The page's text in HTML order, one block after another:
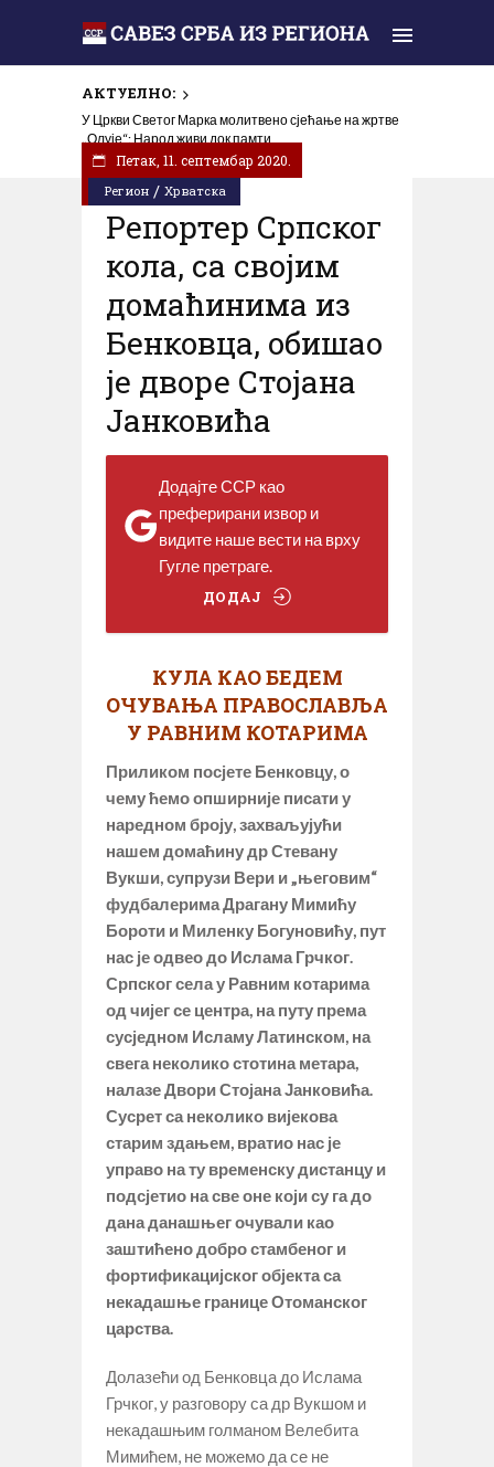
АКТУЕЛНО:
Линта: Томпсон и 30.000 Хрвата славили у Шибенику
прогон и убијање Срба у злочиначкој акцији „Олуја”
Регион / Хрватска
Петак, 11. септембар 2020.
Репортер Српског
кола, са својим
домаћинима из
Бенковца, обишаo
је дворе Стојана
Јанковића
Додајте ССР као
преферирани извор и
видите наше вести на врху
Гугле претраге.
ДОДАЈ
КУЛА КАО БЕДЕМ
ОЧУВАЊА ПРАВОСЛАВЉА
У РАВНИМ КОТАРИМА
Приликом посјете Бенковцу, о
чему ћемо опширније писати у
наредном броју, захваљујући
нашем домаћину др Стевану
Вукши, супрузи Вери и „његовим“
фудбалерима Драгану Мимићу
Бороти и Миленку Богуновићу, пут
нас је одвео до Ислама Грчког.
Српског села у Равним котарима
од чијег се центра, на путу према
сусједном Исламу Латинском, на
свега неколико стотина метара,
налазе Двори Стојана Јанковића.
Сусрет са неколико вијекова
старим здањем, вратио нас је
управо на ту временску дистанцу и
подсјетио на све оне који су га до
дана данашњег очували као
заштићено добро стамбеног и
фортификацијског објекта са
некадашње границе Отоманског
царства.
Долазећи од Бенковца до Ислама
Грчког, у разговору са др Вукшом и
некадашњим голманом Велебита
Мимићем, не можемо да се не